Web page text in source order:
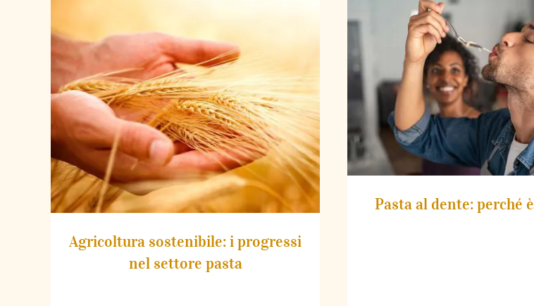
Agricoltura sostenibile: i progressi nel
settore pasta
Agricoltura sostenibile: i progressi
nel settore pasta
Pasta al dente: perché è
Pasta al dente: perché